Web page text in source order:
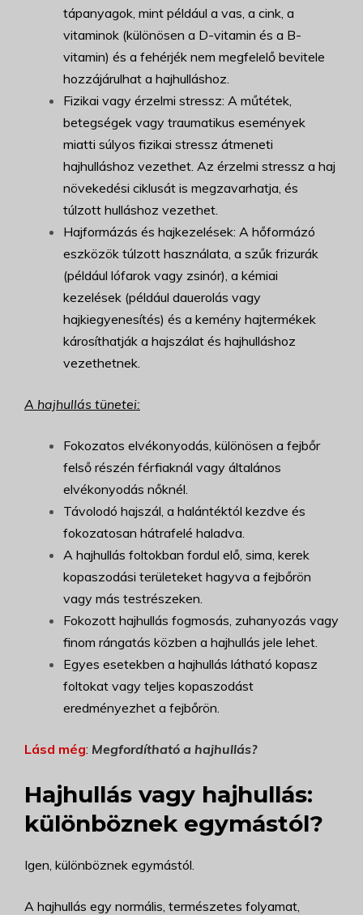
tápanyagok, mint például a vas, a cink, a
vitaminok (különösen a D-vitamin és a B-
vitamin) és a fehérjék nem megfelelő bevitele
hozzájárulhat a hajhulláshoz.
Fizikai vagy érzelmi stressz: A műtétek,
betegségek vagy traumatikus események
miatti súlyos fizikai stressz átmeneti
hajhulláshoz vezethet. Az érzelmi stressz a haj
növekedési ciklusát is megzavarhatja, és
túlzott hulláshoz vezethet.
Hajformázás és hajkezelések: A hőformázó
eszközök túlzott használata, a szűk frizurák
(például lófarok vagy zsinór), a kémiai
kezelések (például dauerolás vagy
hajkiegyenesítés) és a kemény hajtermékek
károsíthatják a hajszálat és hajhulláshoz
vezethetnek.
A hajhullás tünetei:
Fokozatos elvékonyodás, különösen a fejbőr
felső részén férfiaknál vagy általános
elvékonyodás nőknél.
Távolodó hajszál, a halántéktól kezdve és
fokozatosan hátrafelé haladva.
A hajhullás foltokban fordul elő, sima, kerek
kopaszodási területeket hagyva a fejbőrön
vagy más testrészeken.
Fokozott hajhullás fogmosás, zuhanyozás vagy
finom rángatás közben a hajhullás jele lehet.
Egyes esetekben a hajhullás látható kopasz
foltokat vagy teljes kopaszodást
eredményezhet a fejbőrön.
Lásd még: Megfordítható a hajhullás?
Hajhullás vagy hajhullás:
különböznek egymástól?
Igen, különböznek egymástól.
A hajhullás egy normális, természetes folyamat,